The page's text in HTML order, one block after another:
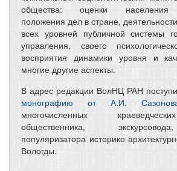
общества: оценки населения
положения дел в стране,
всех уровней публичной системы
управления, своего
восприятия динамики уровня и
многие другие аспекты.
В адрес редакции ВолНЦ РАН
монографию от А.И.
многочисленных
общественника,
популяризатора историко-
Вологды.